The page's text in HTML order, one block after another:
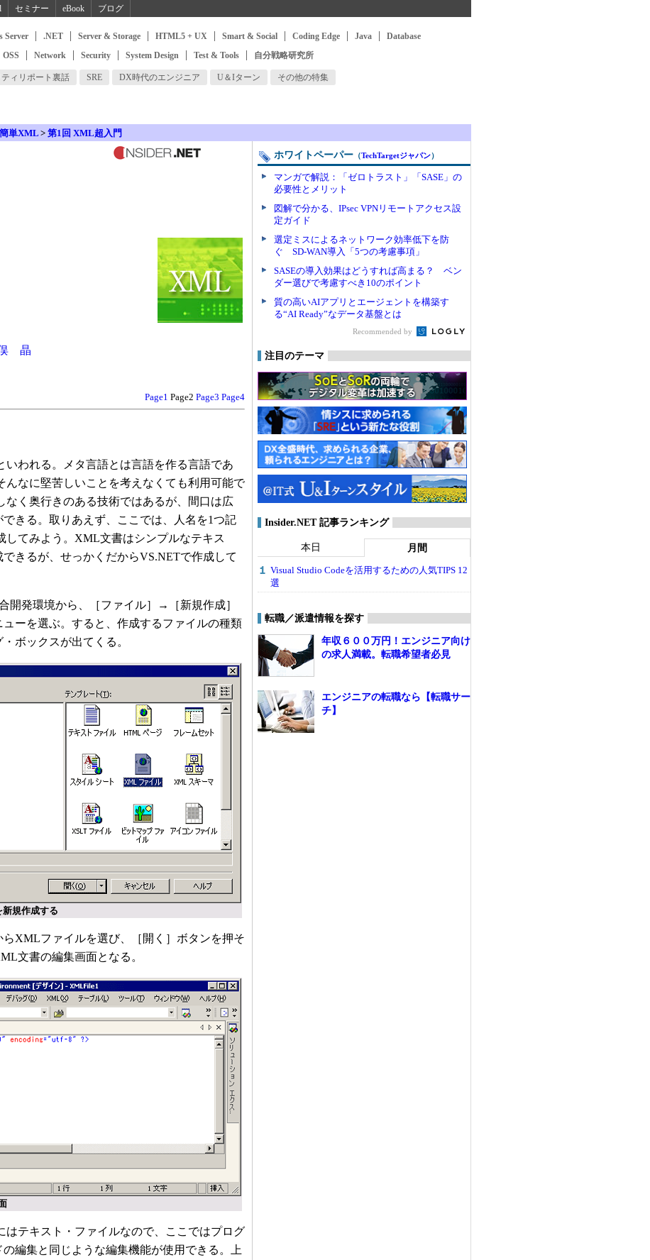
セミナー eBook ブログ
Server .NET Server & Storage HTML5 + UX Smart & Social Coding Edge Java
Database
Network Security System Design Test & Tools 自分戦略研究所
ィリポート裏話 SRE DX時代のエンジニア U＆Iターン その他の特集
単XML > 第1回 XML超入門
晶
Page1 Page2 Page3 Page4
われる。メタ言語とは言語を作る言語であ
んなに堅苦しいことを考えなくても利用可能で
なく奥行きのある技術ではあるが、間口は広
できる。取りあえず、ここでは、人名を1つ記
してみよう。XML文書はシンプルなテキス
できるが、せっかくだからVS.NETで作成して
開発環境から、［ファイル］→［新規作成］
ーを選ぶ。すると、作成するファイルの種類
ボックスが出てくる。
規作成する
XMLファイルを選び、［開く］ボタンを押そ
文書の編集画面となる。
テキスト・ファイルなので、ここではプログ
編集と同じような編集機能が使用できる。上
ホワイトペーパー （TechTargetジャパン）
マンガで解説：「ゼロトラスト」「SASE」の
必要性とメリット
図解で分かる、IPsec VPNリモートアクセス設
定ガイド
選定ミスによるネットワーク効率低下を防
ぐ SD-WAN導入「5つの考慮事項」
SASEの導入効果はどうすれば高まる？ ベン
ダー選びで考慮すべき10のポイント
質の高いAIアプリとエージェントを構築す
る“AI Ready”なデータ基盤とは
Recommended by
注目のテーマ
Insider.NET 記事ランキング
本日 月間
Visual Studio Codeを活用するための人気TIPS 12
選
転職／派遣情報を探す
年収６００万円！エンジニア向け
の求人満載。転職希望者必見
エンジニアの転職なら【転職サー
チ】